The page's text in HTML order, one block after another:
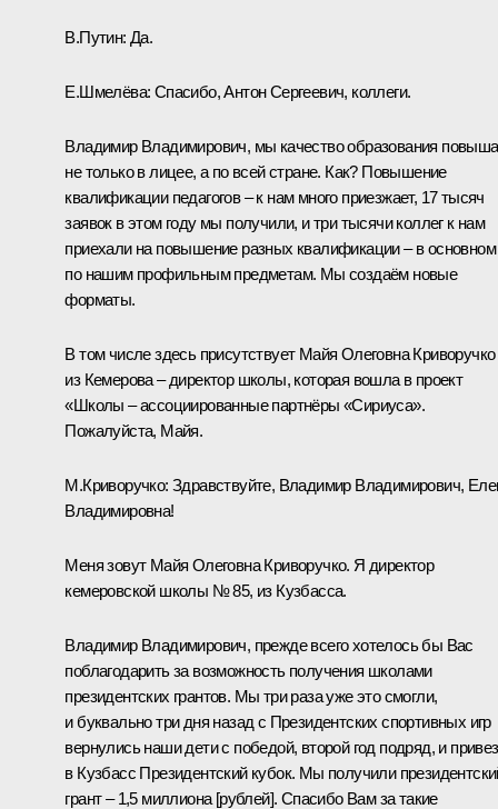
В.Путин: Да.
Е.Шмелёва: Спасибо, Антон Сергеевич, коллеги.
Владимир Владимирович, мы качество образования
не только в лицее, а по всей стране. Как? Повышение
квалификации педагогов – к нам много приезжает, 17 тысяч
заявок в этом году мы получили, и три тысячи коллег к нам
приехали на повышение разных квалификации – в основном
по нашим профильным предметам. Мы создаём новые
форматы.
В том числе здесь присутствует Майя Олеговна Криворучко
из Кемерова – директор школы, которая вошла в проект
«Школы – ассоциированные партнёры «Сириуса».
Пожалуйста, Майя.
М.Криворучко: Здравствуйте, Владимир Владимирович,
Владимировна!
Меня зовут Майя Олеговна Криворучко. Я директор
кемеровской школы № 85, из Кузбасса.
Владимир Владимирович, прежде всего хотелось бы Вас
поблагодарить за возможность получения школами
президентских грантов. Мы три раза уже это смогли,
и буквально три дня назад с Президентских спортивных игр
вернулись наши дети с победой, второй год подряд, и
в Кузбасс Президентский кубок. Мы получили
грант – 1,5 миллиона [рублей]. Спасибо Вам за такие